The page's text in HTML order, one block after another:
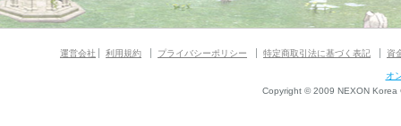
運営会社 利用規約 プライバシーポリシー 特定商取引法に基づく表記 資
オ
Copyright © 2009 NEXON Korea